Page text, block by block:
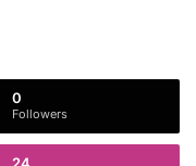
0
Followers